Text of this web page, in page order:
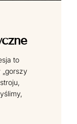
to
„gorszy